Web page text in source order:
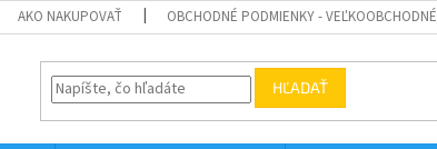
AKO NAKUPOVAŤ OBCHODNÉ PODMIENKY - VEĽKOOBCHODNÉ
HĽADAŤ